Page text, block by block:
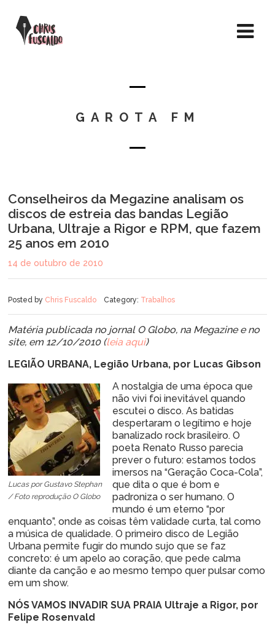
GAROTA FM
Conselheiros da Megazine analisam os
discos de estreia das bandas Legião
Urbana, Ultraje a Rigor e RPM, que fazem
25 anos em 2010
14 de outubro de 2010
Posted by Chris Fuscaldo Category: Trabalhos
Matéria publicada no jornal O Globo, na Megazine e no
site, em 12/10/2010 (leia aqui)
LEGIÃO URBANA, Legião Urbana, por Lucas Gibson
Lucas por Gustavo Stephan
/ Foto reprodução O Globo
A nostalgia de uma época que
não vivi foi inevitável quando
escutei o disco. As batidas
despertaram o legítimo e hoje
banalizado rock brasileiro. O
poeta Renato Russo parecia
prever o futuro: estamos todos
imersos na “Geração Coca-Cola”,
que dita o que é bom e
padroniza o ser humano. O
mundo é um eterno “por
enquanto”, onde as coisas têm validade curta, tal como
a música de qualidade. O primeiro disco de Legião
Urbana permite fugir do mundo sujo que se faz
concreto: é um apelo ao coração, que pede calma
diante da canção e ao mesmo tempo quer pulsar como
em um show.
NÓS VAMOS INVADIR SUA PRAIA Ultraje a Rigor, por
Felipe Rosenvald